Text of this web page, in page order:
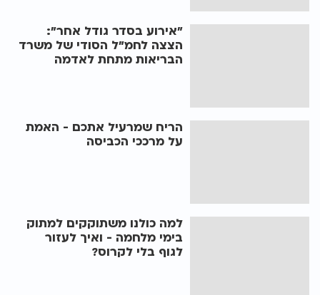
"אירוע בסדר גודל אחר":
הצצה לחמ"ל הסודי של משרד
הבריאות מתחת לאדמה
הריח שמרעיל אתכם - האמת
על מרככי הכביסה
למה כולנו משתוקקים למתוק
בימי מלחמה - ואיך לעזור
לגוף בלי לקרוס?